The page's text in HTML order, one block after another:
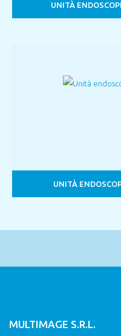
UNITÀ
UNITÀ
MULTIMAGE S.R.L.